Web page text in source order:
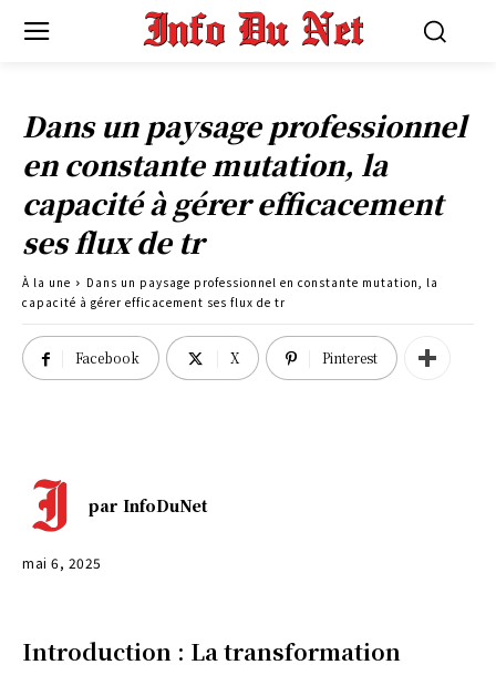
Dans un paysage professionnel
en constante mutation, la
capacité à gérer efficacement
ses flux de tr
À la une
Dans un paysage professionnel en constante mutation, la
capacité à gérer efficacement ses flux de tr
Facebook X Pinterest
par InfoDuNet
mai 6, 2025
Introduction : La transformation